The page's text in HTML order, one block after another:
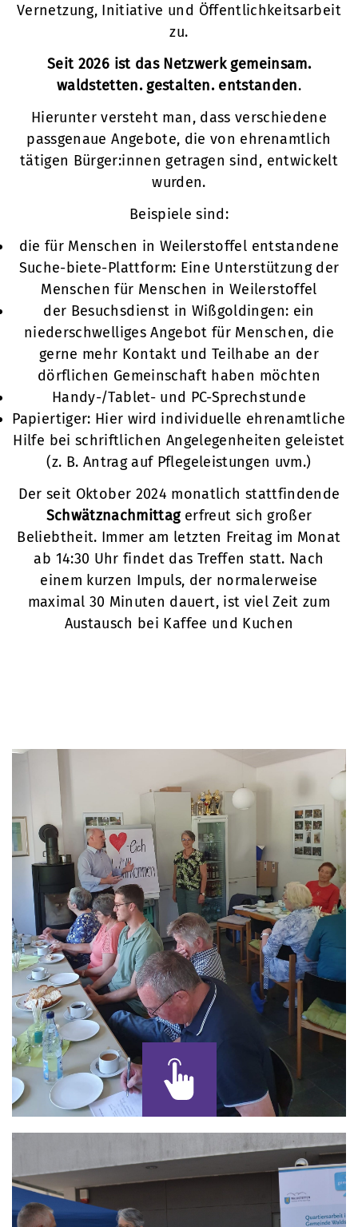
Vernetzung, Initiative und Öffentlichkeitsarbeit
zu.
Seit 2026 ist das Netzwerk gemeinsam.
waldstetten. gestalten. entstanden.
Hierunter versteht man, dass verschiedene
passgenaue Angebote, die von ehrenamtlich
tätigen Bürger:innen getragen sind, entwickelt
wurden.
Beispiele sind:
die für Menschen in Weilerstoffel entstandene
Suche-biete-Plattform: Eine Unterstützung der
Menschen für Menschen in Weilerstoffel
der Besuchsdienst in Wißgoldingen: ein
niederschwelliges Angebot für Menschen, die
gerne mehr Kontakt und Teilhabe an der
dörflichen Gemeinschaft haben möchten
Handy-/Tablet- und PC-Sprechstunde
Papiertiger: Hier wird individuelle ehrenamtliche
Hilfe bei schriftlichen Angelegenheiten geleistet
(z. B. Antrag auf Pflegeleistungen uvm.)
Der seit Oktober 2024 monatlich stattfindende
Schwätznachmittagerfreut sich großer
Beliebtheit. Immer am letzten Freitag im Monat
ab 14:30 Uhr findet das Treffen statt. Nach
einem kurzen Impuls, der normalerweise
maximal 30 Minuten dauert, ist viel Zeit zum
Austausch bei Kaffee und Kuchen